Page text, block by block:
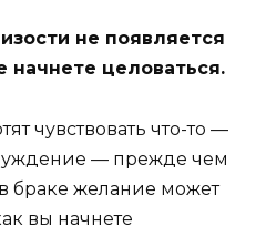
не появляется
начнете целоваться.
чувствовать что-то —
— прежде чем
браке желание может
вы начнете